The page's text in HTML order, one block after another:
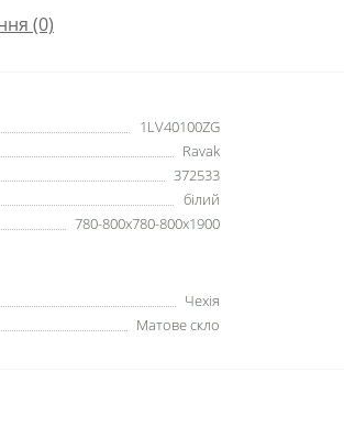
(0)
1LV40100ZG
Ravak
372533
білий
780-800x780-800x1900
Чехія
Матове скло